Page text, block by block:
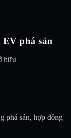
phá sản
hữu
phá sản, hợp đồng